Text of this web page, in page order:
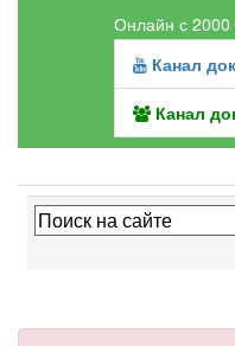
Онлайн с 2000
Канал
Канал